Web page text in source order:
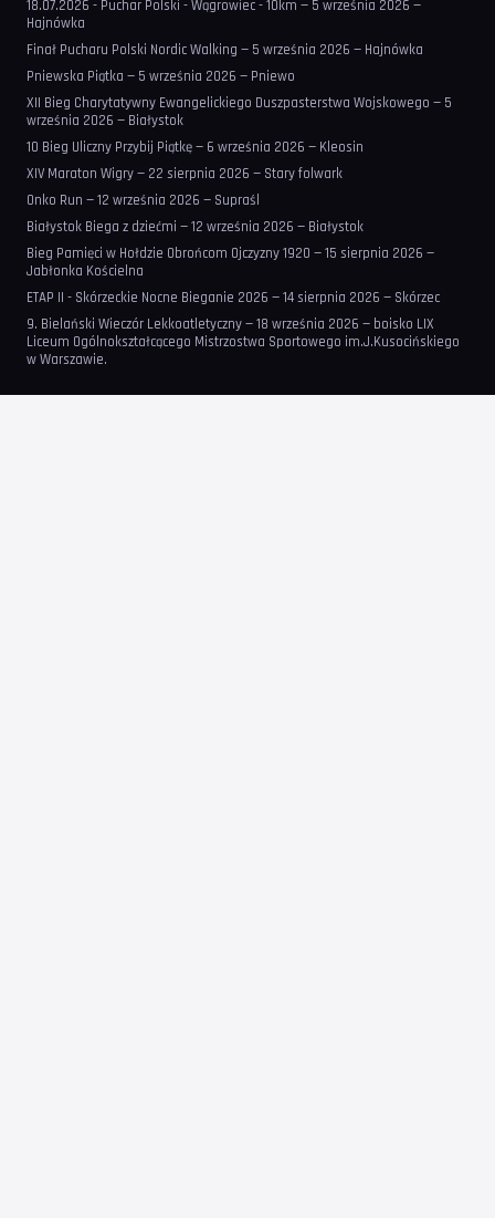
18.07.2026 - Puchar Polski - Wągrowiec - 10km — 5 września 2026 —
Hajnówka
Finał Pucharu Polski Nordic Walking — 5 września 2026 — Hajnówka
Pniewska Piątka — 5 września 2026 — Pniewo
XII Bieg Charytatywny Ewangelickiego Duszpasterstwa Wojskowego — 5
września 2026 — Białystok
10 Bieg Uliczny Przybij Piątkę — 6 września 2026 — Kleosin
XIV Maraton Wigry — 22 sierpnia 2026 — Stary folwark
Onko Run — 12 września 2026 — Supraśl
Białystok Biega z dziećmi — 12 września 2026 — Białystok
Bieg Pamięci w Hołdzie Obrońcom Ojczyzny 1920 — 15 sierpnia 2026 —
Jabłonka Kościelna
ETAP II - Skórzeckie Nocne Bieganie 2026 — 14 sierpnia 2026 — Skórzec
9. Bielański Wieczór Lekkoatletyczny — 18 września 2026 — boisko LIX
Liceum Ogólnokształcącego Mistrzostwa Sportowego im.J.Kusocińskiego
w Warszawie.